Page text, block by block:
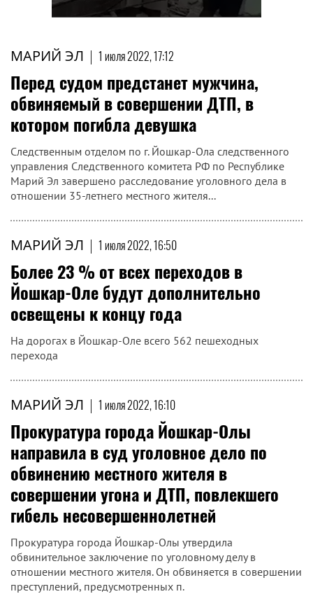
МАРИЙ ЭЛ | 1 июля 2022, 17:12
Перед судом предстанет мужчина,
обвиняемый в совершении ДТП, в
котором погибла девушка
Следственным отделом по г. Йошкар-Ола следственного
управления Следственного комитета РФ по Республике
Марий Эл завершено расследование уголовного дела в
отношении 35-летнего местного жителя...
МАРИЙ ЭЛ | 1 июля 2022, 16:50
Более 23 % от всех переходов в
Йошкар-Оле будут дополнительно
освещены к концу года
На дорогах в Йошкар-Оле всего 562 пешеходных
перехода
МАРИЙ ЭЛ | 1 июля 2022, 16:10
Прокуратура города Йошкар-Олы
направила в суд уголовное дело по
обвинению местного жителя в
совершении угона и ДТП, повлекшего
гибель несовершеннолетней
Прокуратура города Йошкар-Олы утвердила
обвинительное заключение по уголовному делу в
отношении местного жителя. Он обвиняется в совершении
преступлений, предусмотренных п.